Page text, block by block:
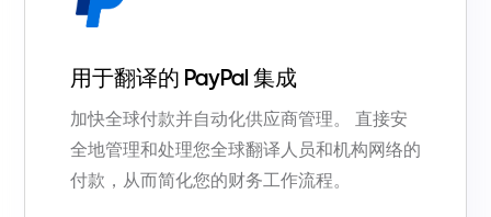
用于翻译的 PayPal 集成
加快全球付款并自动化供应商管理。 直接安
全地管理和处理您全球翻译人员和机构网络的
付款，从而简化您的财务工作流程。